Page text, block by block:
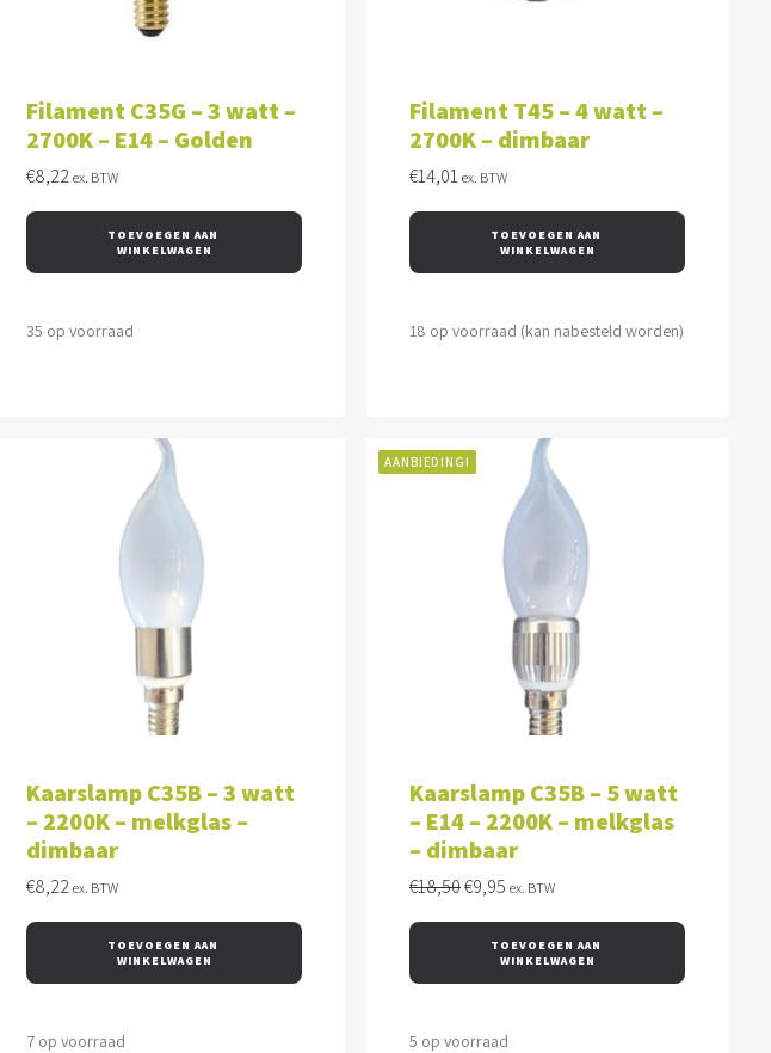
Filament C35G – 3 watt –
2700K – E14 – Golden
€8,22 ex. BTW
TOEVOEGEN AAN
WINKELWAGEN
35 op voorraad
Filament T45 – 4 watt –
2700K – dimbaar
€14,01 ex. BTW
TOEVOEGEN AAN
WINKELWAGEN
18 op voorraad (kan nabesteld worden)
Kaarslamp C35B – 3 watt
– 2200K – melkglas –
dimbaar
€8,22 ex. BTW
TOEVOEGEN AAN
WINKELWAGEN
7 op voorraad
AANBIEDING!
Kaarslamp C35B – 5 watt
– E14 – 2200K – melkglas
– dimbaar
€18,50Oorspronkelijke
€18,50.
€9,95Huidige
€9,95.
ex. BTW
TOEVOEGEN AAN
WINKELWAGEN
5 op voorraad